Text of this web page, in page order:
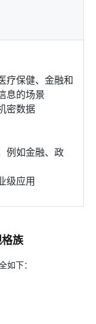
疗保健、金融和
息的场景
密数据
例如金融、政
级应用
族
如下：